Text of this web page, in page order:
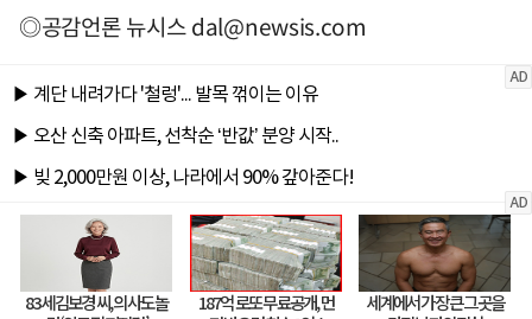
◎공감언론 뉴시스dal@newsis.com